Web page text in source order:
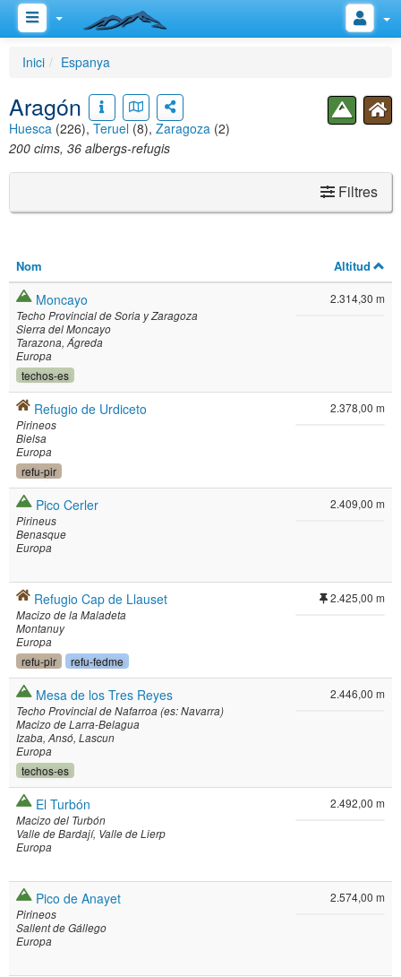
Inici Espanya
Aragón
Huesca (226), Teruel (8), Zaragoza (2)
200 cims, 36 albergs-refugis
Filtres
Nom Altitud
Moncayo
Techo Provincial de Soria y Zaragoza
Sierra del Moncayo
Tarazona Ágreda
Europa
techos-es
2.314,30 m
Refugio de Urdiceto
Pirineos
Bielsa
Europa
refu-pir
2.378,00 m
Pico Cerler
Pirineus
Benasque
Europa
2.409,00 m
Refugio Cap de Llauset
Macizo de la Maladeta
Montanuy
Europa
refu-pir refu-fedme
2.425,00 m
Mesa de los Tres Reyes
Techo Provincial de Nafarroa (es: Navarra)
Macizo de Larra-Belagua
Izaba Ansó Lascun
Europa
techos-es
2.446,00 m
El Turbón
Macizo del Turbón
Valle de Bardají Valle de Lierp
Europa
2.492,00 m
Pico de Anayet
Pirineos
Sallent de Gállego
Europa
2.574,00 m